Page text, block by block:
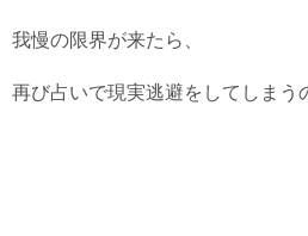
我慢の限界が来たら、
再び占いで現実逃避をしてしまう